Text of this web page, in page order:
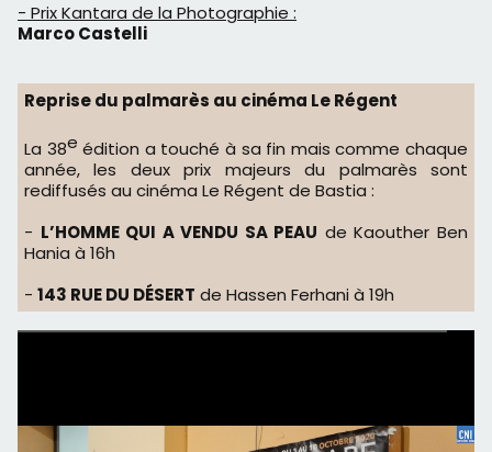
- Prix Kantara de la Photographie :
Marco Castelli
​Reprise du palmarès au cinéma Le Régent
La 38e édition a touché à sa fin mais comme chaque
année, les deux prix majeurs du palmarès sont
rediffusés au cinéma Le Régent de Bastia :
- L’HOMME QUI A VENDU SA PEAU de Kaouther Ben
Hania à 16h
- 143 RUE DU DÉSERT de Hassen Ferhani à 19h